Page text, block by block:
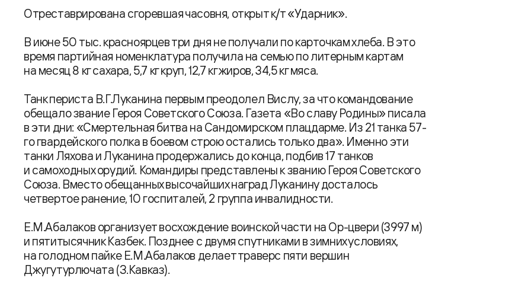
Отреставрирована сгоревшая часовня, открыт к/т «Ударник».
В июне 50 тыс. красноярцев три дня не получали по карточкам хлеба. В это
время партийная номенклатура получила на семью по литерным картам
на месяц 8 кг сахара, 5,7 кг круп, 12,7 кг жиров, 34,5 кг мяса.
Танк периста В.Г.Луканина первым преодолел Вислу, за что командование
обещало звание Героя Советского Союза. Газета «Во славу Родины» писала
в эти дни: «Смертельная битва на Сандомирском плацдарме. Из 21 танка 57-
го гвардейского полка в боевом строю остались только два». Именно эти
танки Ляхова и Луканина продержались до конца, подбив 17 танков
и самоходных орудий. Командиры представлены к званию Героя Советского
Союза. Вместо обещанных высочайших наград Луканину досталось
четвертое ранение, 10 госпиталей, 2 группа инвалидности.
Е.М.Абалаков организует восхождение воинской части на Ор-цвери (3997 м)
и пятитысячник Казбек. Позднее с двумя спутниками в зимних условиях,
на голодном пайке Е.М.Абалаков делает траверс пяти вершин
Джугутурлючата (З.Кавказ).